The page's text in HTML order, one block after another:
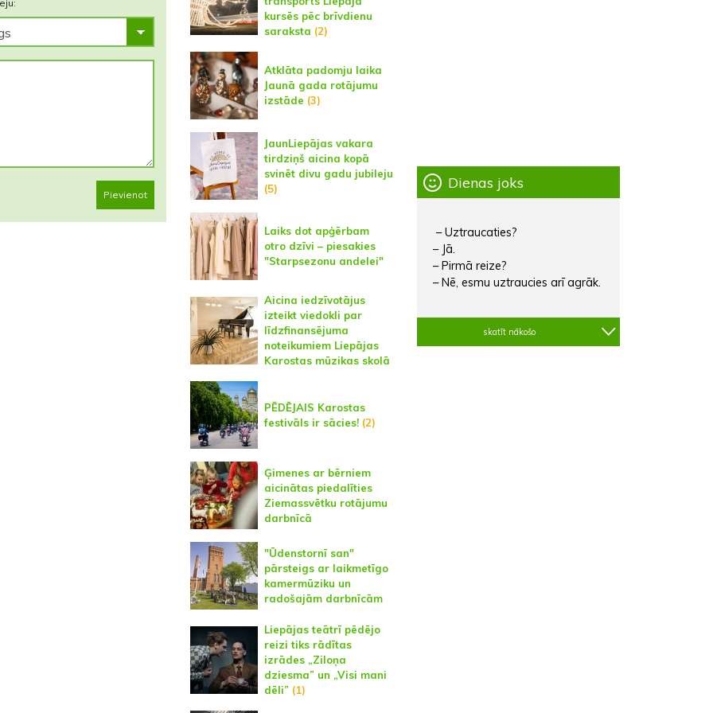
Pievienot
kursēs pēc brīvdienu
saraksta (2)
Atklāta padomju laika
Jaunā gada rotājumu
izstāde (3)
JaunLiepājas vakara
tirdziņš aicina kopā
svinēt divu gadu jubileju
(5)
Laiks dot apģērbam
otro dzīvi – piesakies
"Starpsezonu andelei"
Aicina iedzīvotājus
izteikt viedokli par
līdzfinansējuma
noteikumiem Liepājas
Karostas mūzikas skolā
PĒDĒJAIS Karostas
festivāls ir sācies!(2)
Ģimenes ar bērniem
aicinātas piedalīties
Ziemassvētku rotājumu
darbnīcā
"Ūdenstornī san"
pārsteigs ar laikmetīgo
kamermūziku un
radošajām darbnīcām
Liepājas teātrī pēdējo
reizi tiks rādītas
izrādes „Ziloņa
dziesma” un „Visi mani
dēli” (1)
Dienas joks
– Uztraucaties?
– Jā.
– Pirmā reize?
– Nē, esmu uztraucies arī agrāk.
skatīt nākošo